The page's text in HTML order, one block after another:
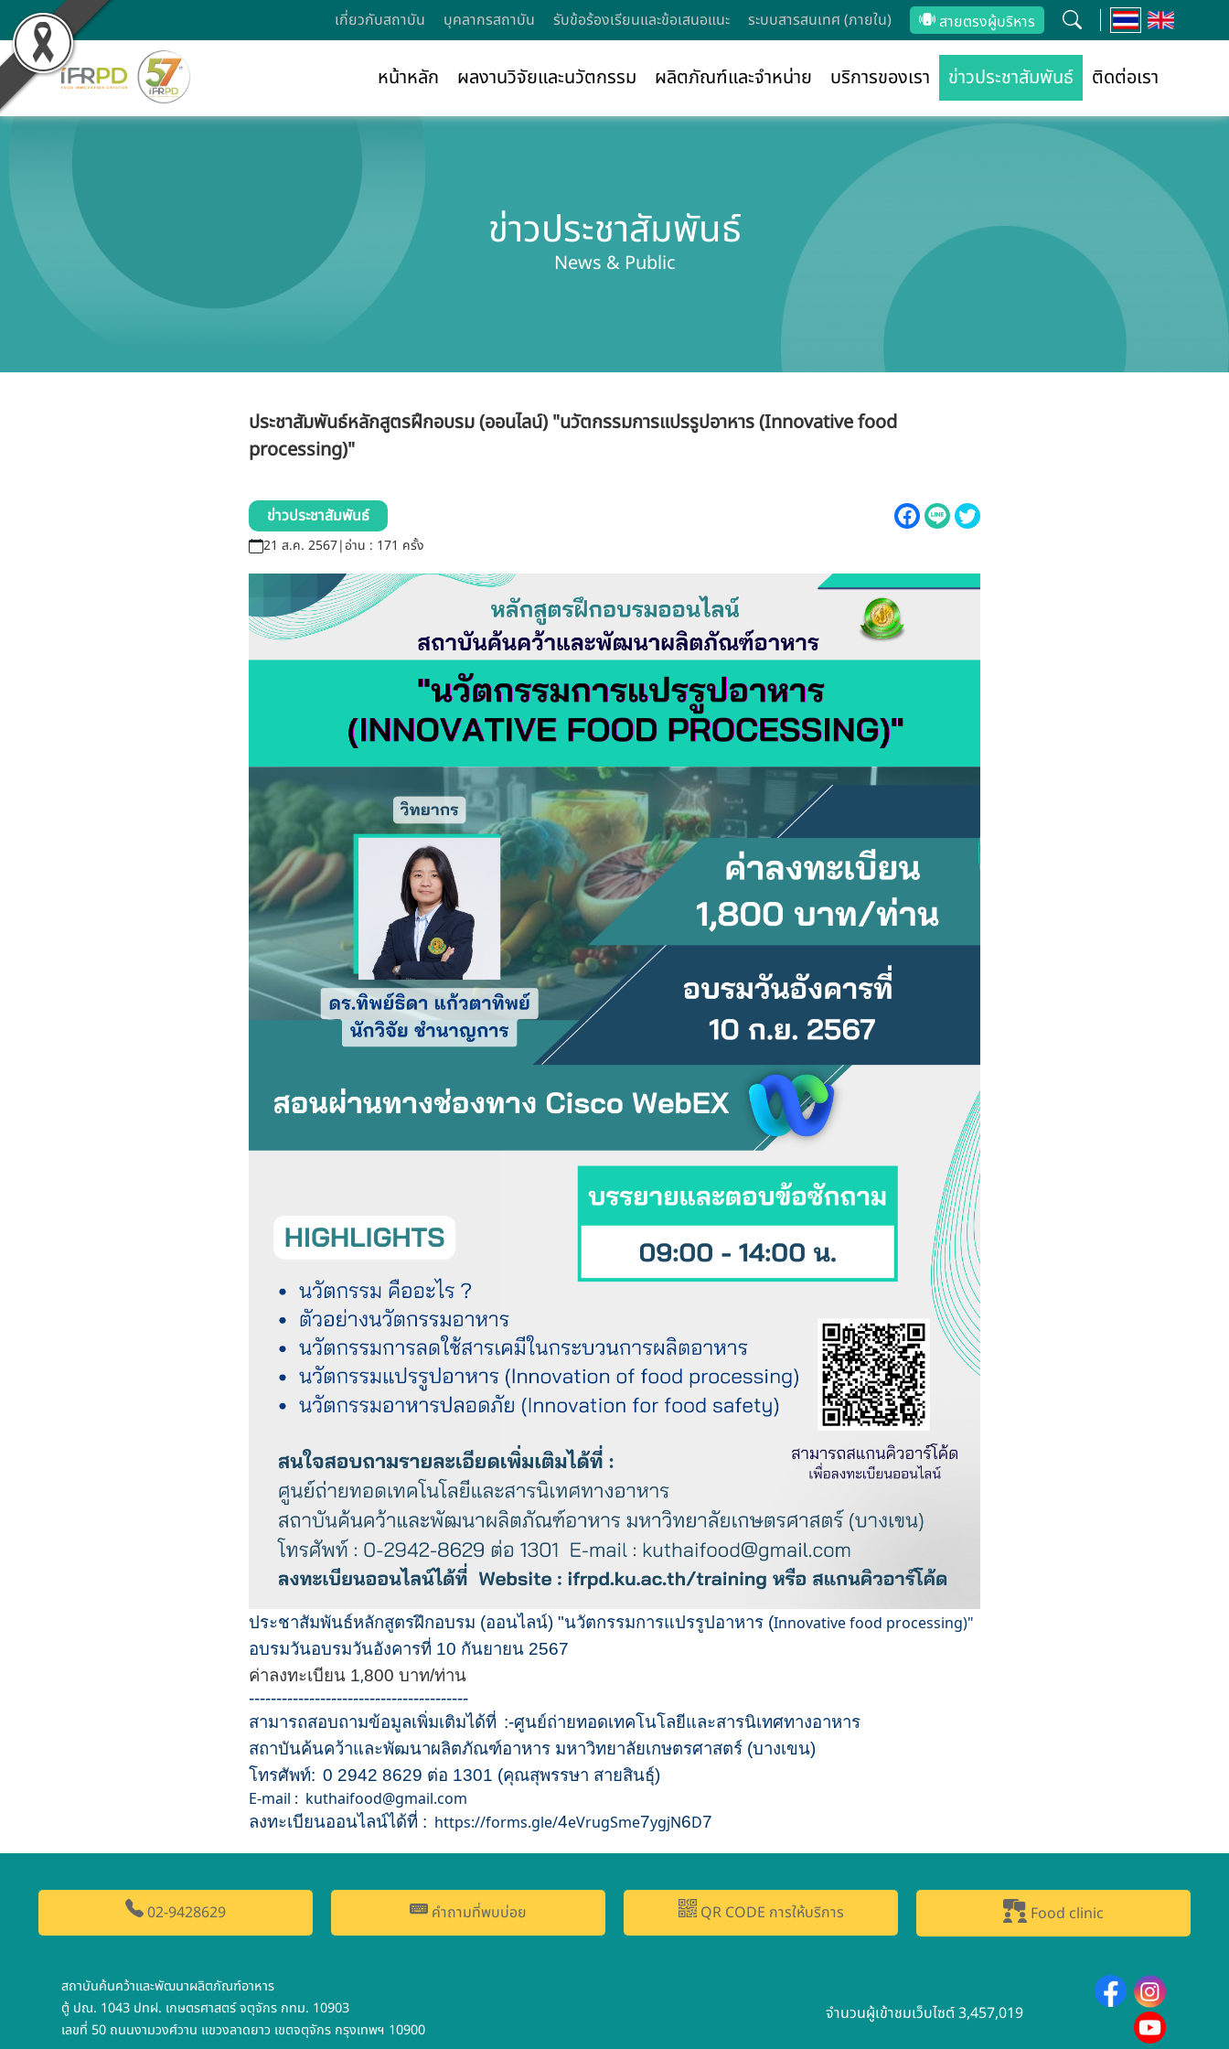
เกี่ยวกับสถาบัน บุคลากรสถาบัน รับข้อร้องเรียนและข้อเสนอแนะ ระบบสารสนเทศ (ภายใน) สายตรงผู้บริหาร
หน้าหลัก ผลงานวิจัยและนวัตกรรม ผลิตภัณฑ์และจำหน่าย บริการของเรา ข่าวประชาสัมพันธ์ ติดต่อเรา
ข่าวประชาสัมพันธ์
News & Public
ประชาสัมพันธ์หลักสูตรฝึกอบรม (ออนไลน์) "นวัตกรรมการแปรรูปอาหาร (Innovative food
processing)"
ข่าวประชาสัมพันธ์
21 ส.ค. 2567|อ่าน : 171 ครั้ง
ประชาสัมพันธ์หลักสูตรฝึกอบรม (ออนไลน์) "นวัตกรรมการแปรรูปอาหาร (Innovative food processing)"
อบรมวันอบรมวันอังคารที่ 10 กันยายน 2567
ค่าลงทะเบียน 1,800 บาท/ท่าน
----------------------------------------
สามารถสอบถามข้อมูลเพิ่มเติมได้ที่ :-ศูนย์ถ่ายทอดเทคโนโลยีและสารนิเทศทางอาหาร
สถาบันค้นคว้าและพัฒนาผลิตภัณฑ์อาหาร มหาวิทยาลัยเกษตรศาสตร์ (บางเขน)
โทรศัพท์: 0 2942 8629 ต่อ 1301 (คุณสุพรรษา สายสินธุ์)
E-mail : kuthaifood@gmail.com
ลงทะเบียนออนไลน์ได้ที่ : https://forms.gle/4eVrugSme7ygjN6D7
02-9428629 คำถามที่พบบ่อย QR CODE การให้บริการ Food clinic
สถาบันค้นคว้าและพัฒนาผลิตภัณฑ์อาหาร
ตู้ ปณ. 1043 ปทฝ. เกษตรศาสตร์ จตุจักร กทม. 10903
เลขที่ 50 ถนนงามวงศ์วาน แขวงลาดยาว เขตจตุจักร กรุงเทพฯ 10900
จำนวนผู้เข้าชมเว็บไซต์ 3,457,019